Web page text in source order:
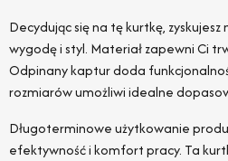
Decydując się na tę kurtkę,
wygodę i styl. Materiał zapewni Ci
Odpinany kaptur doda
rozmiarów umożliwi idealne
Długoterminowe użytkowanie
efektywność i komfort pracy. Ta